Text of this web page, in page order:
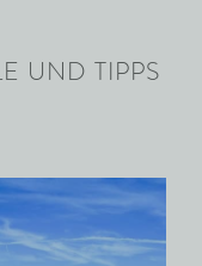
UND TIPPS